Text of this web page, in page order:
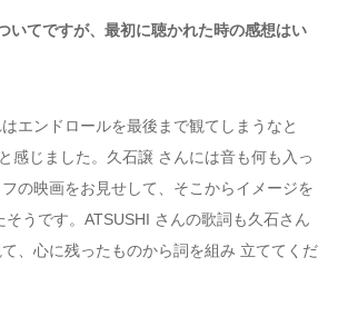
いてですが、最初に聴かれた時の感想はい
はエンドロールを最後まで観てしまうなと
感じました。久石譲 さんには音も何も入っ
の映画をお見せして、そこからイメージを
そうです。ATSUSHI さんの歌詞も久石さん
、心に残ったものから詞を組み 立ててくだ